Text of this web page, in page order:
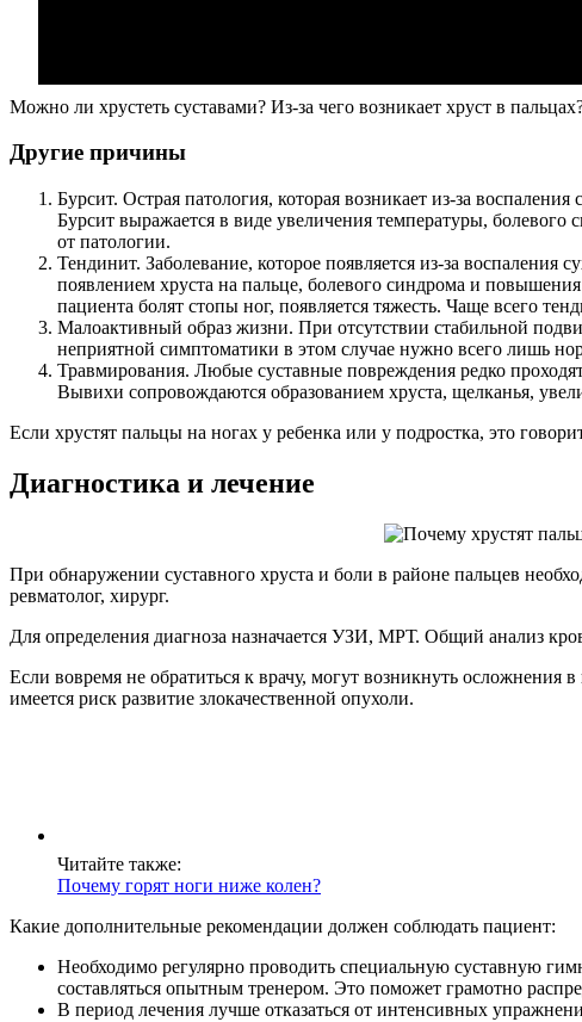
Можно ли хрустеть суставами? Из-за чего возникает хруст в
Другие причины
Бурсит. Острая патология, которая возникает из-за
Бурсит выражается в виде увеличения температуры,
от патологии.
Тендинит. Заболевание, которое появляется из-за
появлением хруста на пальце, болевого синдрома и
пациента болят стопы ног, появляется тяжесть. Чаще всего
Малоактивный образ жизни. При отсутствии стабильной
неприятной симптоматики в этом случае нужно всего лишь
Травмирования. Любые суставные повреждения редко
Вывихи сопровождаются образованием хруста, щелканья,
Если хрустят пальцы на ногах у ребенка или у подростка, это
Диагностика и лечение
При обнаружении суставного хруста и боли в районе пальцев
ревматолог, хирург.
Для определения диагноза назначается УЗИ, МРТ. Общий анализ
Если вовремя не обратиться к врачу, могут возникнуть
имеется риск развитие злокачественной опухоли.
Читайте также:
Почему горят ноги ниже колен?
Какие дополнительные рекомендации должен соблюдать пациент:
Необходимо регулярно проводить специальную суставную
составляться опытным тренером. Это поможет грамотно
В период лечения лучше отказаться от интенсивных